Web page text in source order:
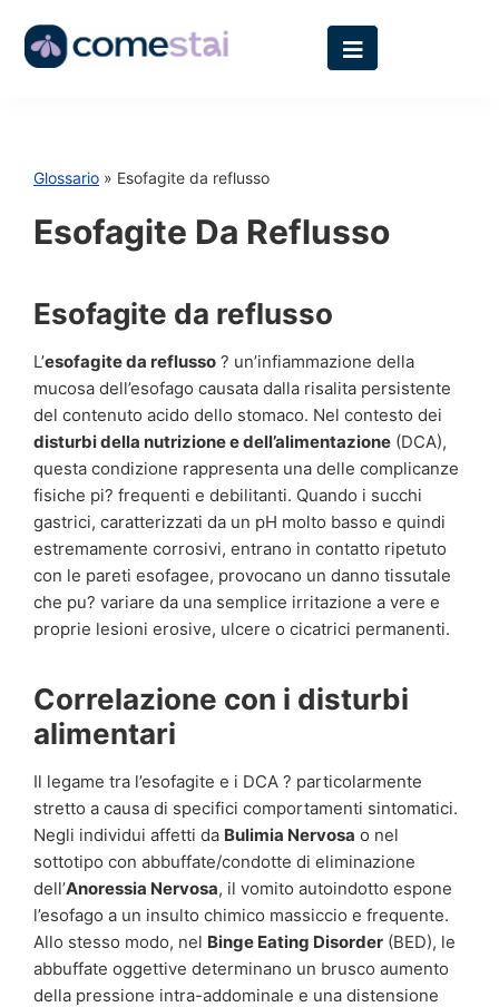
Glossario » Esofagite da reflusso
Esofagite Da Reflusso
Esofagite da reflusso
L’esofagite da reflusso ? un’infiammazione della
mucosa dell’esofago causata dalla risalita persistente
del contenuto acido dello stomaco. Nel contesto dei
disturbi della nutrizione e dell’alimentazione (DCA),
questa condizione rappresenta una delle complicanze
fisiche pi? frequenti e debilitanti. Quando i succhi
gastrici, caratterizzati da un pH molto basso e quindi
estremamente corrosivi, entrano in contatto ripetuto
con le pareti esofagee, provocano un danno tissutale
che pu? variare da una semplice irritazione a vere e
proprie lesioni erosive, ulcere o cicatrici permanenti.
Correlazione con i disturbi
alimentari
Il legame tra l’esofagite e i DCA ? particolarmente
stretto a causa di specifici comportamenti sintomatici.
Negli individui affetti da Bulimia Nervosa o nel
sottotipo con abbuffate/condotte di eliminazione
dell’Anoressia Nervosa, il vomito autoindotto espone
l’esofago a un insulto chimico massiccio e frequente.
Allo stesso modo, nel Binge Eating Disorder (BED), le
abbuffate oggettive determinano un brusco aumento
della pressione intra-addominale e una distensione